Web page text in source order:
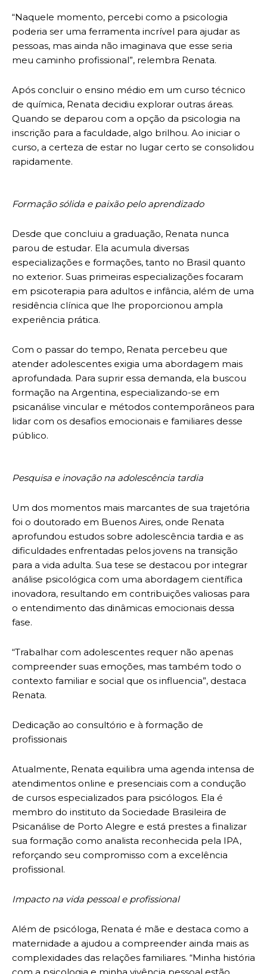
“Naquele momento, percebi como a psicologia
poderia ser uma ferramenta incrível para ajudar as
pessoas, mas ainda não imaginava que esse seria
meu caminho profissional”, relembra Renata.
Após concluir o ensino médio em um curso técnico
de química, Renata decidiu explorar outras áreas.
Quando se deparou com a opção da psicologia na
inscrição para a faculdade, algo brilhou. Ao iniciar o
curso, a certeza de estar no lugar certo se consolidou
rapidamente.
Formação sólida e paixão pelo aprendizado
Desde que concluiu a graduação, Renata nunca
parou de estudar. Ela acumula diversas
especializações e formações, tanto no Brasil quanto
no exterior. Suas primeiras especializações focaram
em psicoterapia para adultos e infância, além de uma
residência clínica que lhe proporcionou ampla
experiência prática.
Com o passar do tempo, Renata percebeu que
atender adolescentes exigia uma abordagem mais
aprofundada. Para suprir essa demanda, ela buscou
formação na Argentina, especializando-se em
psicanálise vincular e métodos contemporâneos para
lidar com os desafios emocionais e familiares desse
público.
Pesquisa e inovação na adolescência tardia
Um dos momentos mais marcantes de sua trajetória
foi o doutorado em Buenos Aires, onde Renata
aprofundou estudos sobre adolescência tardia e as
dificuldades enfrentadas pelos jovens na transição
para a vida adulta. Sua tese se destacou por integrar
análise psicológica com uma abordagem científica
inovadora, resultando em contribuições valiosas para
o entendimento das dinâmicas emocionais dessa
fase.
“Trabalhar com adolescentes requer não apenas
compreender suas emoções, mas também todo o
contexto familiar e social que os influencia”, destaca
Renata.
Dedicação ao consultório e à formação de
profissionais
Atualmente, Renata equilibra uma agenda intensa de
atendimentos online e presenciais com a condução
de cursos especializados para psicólogos. Ela é
membro do instituto da Sociedade Brasileira de
Psicanálise de Porto Alegre e está prestes a finalizar
sua formação como analista reconhecida pela IPA,
reforçando seu compromisso com a excelência
profissional.
Impacto na vida pessoal e profissional
Além de psicóloga, Renata é mãe e destaca como a
maternidade a ajudou a compreender ainda mais as
complexidades das relações familiares. “Minha história